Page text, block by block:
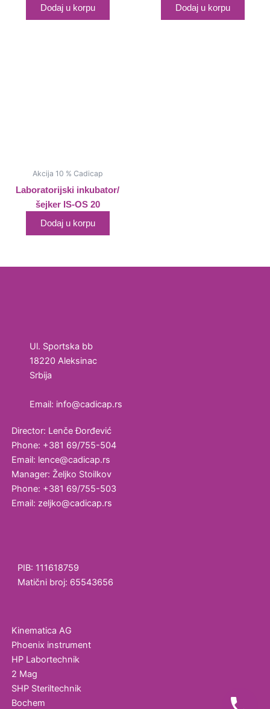
Dodaj u korpu
Dodaj u korpu
Akcija 10 % Cadicap
Laboratorijski inkubator/
šejker IS-OS 20
Dodaj u korpu
Ul. Sportska bb
18220 Aleksinac
Srbija
Email: info@cadicap.rs
Director: Lenče Đorđević
Phone: +381 69/755-504
Email: lence@cadicap.rs
Manager: Željko Stoilkov
Phone: +381 69/755-503
Email: zeljko@cadicap.rs
PIB: 111618759
Matični broj: 65543656
Kinematica AG
Phoenix instrument
HP Labortechnik
2 Mag
SHP Steriltechnik
Bochem